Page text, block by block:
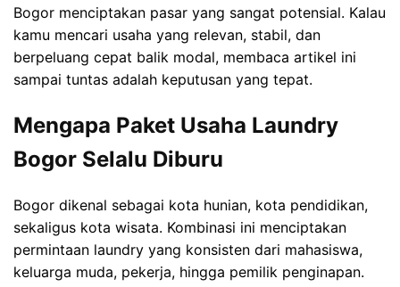
Bogor menciptakan pasar yang sangat potensial. Kalau
kamu mencari usaha yang relevan, stabil, dan
berpeluang cepat balik modal, membaca artikel ini
sampai tuntas adalah keputusan yang tepat.
Mengapa Paket Usaha Laundry
Bogor Selalu Diburu
Bogor dikenal sebagai kota hunian, kota pendidikan,
sekaligus kota wisata. Kombinasi ini menciptakan
permintaan laundry yang konsisten dari mahasiswa,
keluarga muda, pekerja, hingga pemilik penginapan.